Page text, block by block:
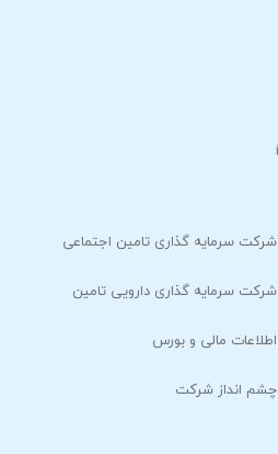
شرکت سرمایه گذاری تامین اجتماعی
شرکت سرمایه گذاری دارویی تامین
اطلاعات مالی و بورس
چشم انداز شرکت